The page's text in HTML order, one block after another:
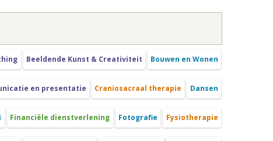
Beeldende Kunst & Creativiteit Bouwen en Wonen
en presentatie Craniosacraal therapie Dansen
Financiële dienstverlening Fotografie Fysiotherapie